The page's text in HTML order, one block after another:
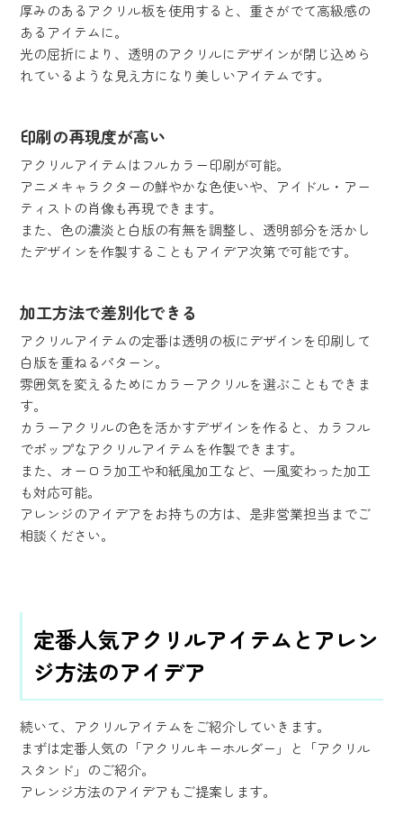
厚みのあるアクリル板を使用すると、重さがでて高級感の
あるアイテムに。
光の屈折により、透明のアクリルにデザインが閉じ込めら
れているような見え方になり美しいアイテムです。
印刷の再現度が高い
アクリルアイテムはフルカラー印刷が可能。
アニメキャラクターの鮮やかな色使いや、アイドル・アー
ティストの肖像も再現できます。
また、色の濃淡と白版の有無を調整し、透明部分を活かし
たデザインを作製することもアイデア次第で可能です。
加工方法で差別化できる
アクリルアイテムの定番は透明の板にデザインを印刷して
白版を重ねるパターン。
雰囲気を変えるためにカラーアクリルを選ぶこともできま
す。
カラーアクリルの色を活かすデザインを作ると、カラフル
でポップなアクリルアイテムを作製できます。
また、オーロラ加工や和紙風加工など、一風変わった加工
も対応可能。
アレンジのアイデアをお持ちの方は、是非営業担当までご
相談ください。
定番人気アクリルアイテムとアレン
ジ方法のアイデア
続いて、アクリルアイテムをご紹介していきます。
まずは定番人気の「アクリルキーホルダー」と「アクリル
スタンド」のご紹介。
アレンジ方法のアイデアもご提案します。